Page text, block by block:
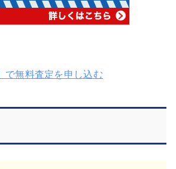
で無料査定を申し込む